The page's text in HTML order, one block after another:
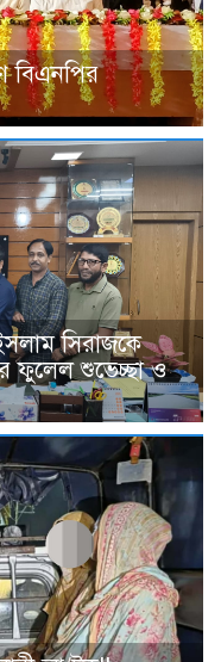
বিএনপির
সিরাজকে
ফুলেল শুভেচ্ছা ও